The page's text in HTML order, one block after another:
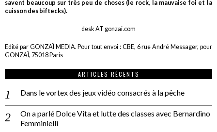
savent beaucoup sur très peu de choses (le rock, la mauvaise foi et la
cuisson des biftecks).
desk AT gonzai.com
Edité par GONZAÏ MEDIA. Pour tout envoi : CBE, 6 rue André Messager, pour
GONZAÏ, 75018 Paris
ARTICLES RÉCENTS
Dans le vortex des jeux vidéo consacrés à la pêche
On a parlé Dolce Vita et lutte des classes avec Bernardino
Femminielli